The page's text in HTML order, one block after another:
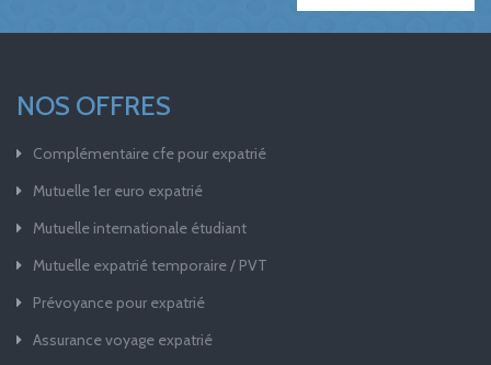
NOS OFFRES
Complémentaire cfe pour expatrié
Mutuelle 1er euro expatrié
Mutuelle internationale étudiant
Mutuelle expatrié temporaire / PVT
Prévoyance pour expatrié
Assurance voyage expatrié